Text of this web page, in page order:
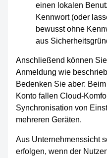
einen lokalen
Kennwort (oder
bewusst ohne
aus
Anschließend können
Anmeldung wie
Bedenken Sie aber:
Konto fallen Cloud-
Synchronisation von
mehreren Geräten.
Aus Unternehmenssicht
erfolgen, wenn der